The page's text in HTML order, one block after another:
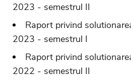
2023 - semestrul II
Raport privind
2023 - semestrul I
Raport privind
2022 - semestrul II